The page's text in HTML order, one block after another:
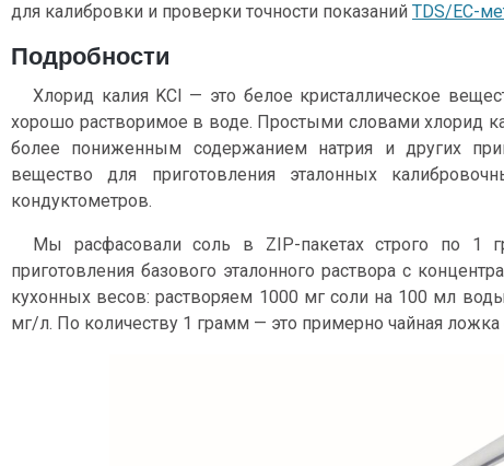
для калибровки и проверки точности показаний TDS/EC-
Подробности
Хлорид калия KCl — это белое кристаллическое
хорошо растворимое в воде. Простыми словами хлорид
более пониженным содержанием натрия и других
вещество для приготовления эталонных
кондуктометров.
Мы расфасовали соль в ZIP-пакетах строго по 1
приготовления базового эталонного раствора с
кухонных весов: растворяем 1000 мг соли на 100 мл
мг/л. По количеству 1 грамм — это примерно чайная ложка